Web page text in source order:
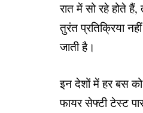
रात में सो रहे होते हैं,
तुरंत प्रतिक्रिया
जाती है।
इन देशों में हर बस
फायर सेफ्टी टेस्ट